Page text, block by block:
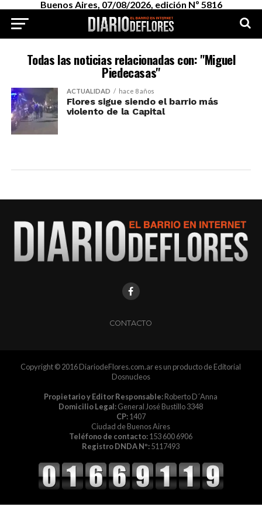
Buenos Aires, 07/08/2026, edición Nº 5816
Todas las noticias relacionadas con: "Miguel
Piedecasas"
ACTUALIDAD hace 8 años
Flores sigue siendo el barrio más
violento de la Capital
CONTACTO
Copyright © 2016 DiariodeFlores.com.ar es un producto de Editorial
Dosnucleos
Propietario y Editor Responsable:Roberto D´Anna
Domicilio Legal:General José Bustillo 3348
CP:1407
Ciudad de Buenos Aires
Teléfono de contacto:153 600 6906
Registro DNDA Nº:5117493